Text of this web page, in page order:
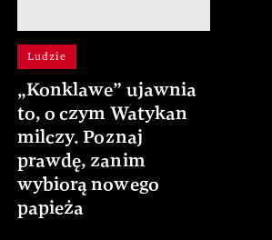
Ludzie
„Konklawe” ujawnia
to, o czym Watykan
milczy. Poznaj
prawdę, zanim
wybiorą nowego
papieża